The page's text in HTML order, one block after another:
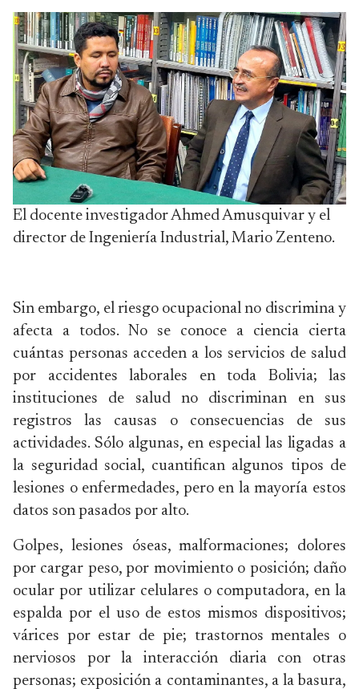
El docente investigador Ahmed Amusquivar y el
director de Ingeniería Industrial, Mario Zenteno.
Sin embargo, el riesgo ocupacional no discrimina y
afecta a todos. No se conoce a ciencia cierta
cuántas personas acceden a los servicios de salud
por accidentes laborales en toda Bolivia; las
instituciones de salud no discriminan en sus
registros las causas o consecuencias de sus
actividades. Sólo algunas, en especial las ligadas a
la seguridad social, cuantifican algunos tipos de
lesiones o enfermedades, pero en la mayoría estos
datos son pasados por alto.
Golpes, lesiones óseas, malformaciones; dolores
por cargar peso, por movimiento o posición; daño
ocular por utilizar celulares o computadora, en la
espalda por el uso de estos mismos dispositivos;
várices por estar de pie; trastornos mentales o
nerviosos por la interacción diaria con otras
personas; exposición a contaminantes, a la basura,